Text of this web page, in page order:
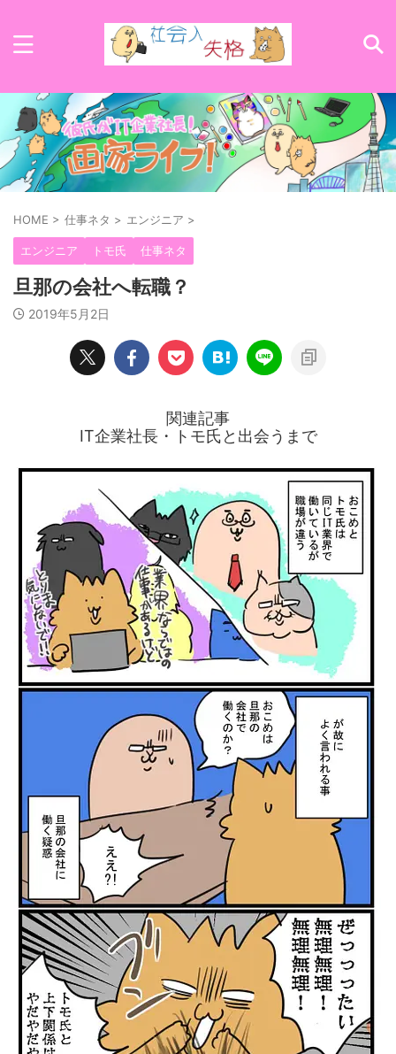
HOME > 仕事ネタ > エンジニア >
エンジニア トモ氏 仕事ネタ
旦那の会社へ転職？
2019年5月2日
関連記事
IT企業社長・トモ氏と出会うまで